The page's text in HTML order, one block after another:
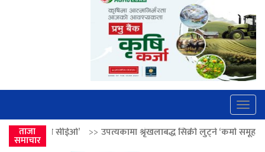
ताजा
समाचार
उपत्यकामा श्रृंखलाबद्ध सिक्री लुट्ने ‘कर्मा समूह’का नाइकेसहित पाँच